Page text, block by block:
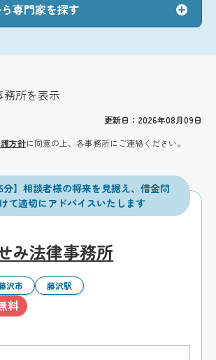
専門家を探す
務所を表示
更新日：2026年08月09日
方針に同意の上、各事務所にご連絡ください。
分】相談者様の将来を見据え、借金問
て適切にアドバイスいたします
み法律事務所
沢市 藤沢駅
料